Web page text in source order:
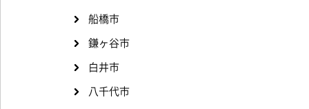
船橋市
鎌ヶ谷市
白井市
八千代市